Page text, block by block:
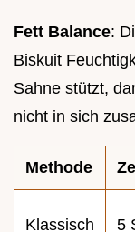
Fett Balance:
Biskuit
Sahne stützt,
nicht in sich
Methode
Klassisch 5